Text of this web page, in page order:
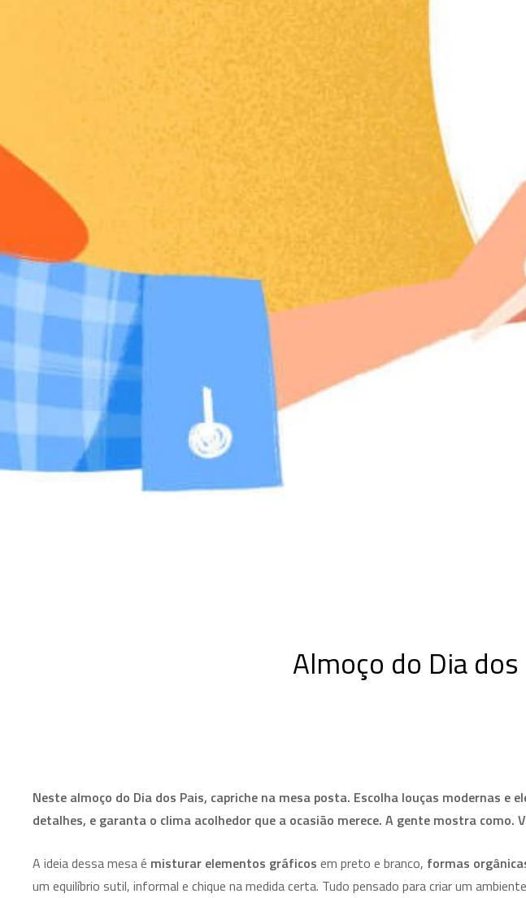
Almoço do Dia
Neste almoço do Dia dos Pais, capriche na mesa posta. Escolha louças modernas e
detalhes, e garanta o clima acolhedor que a ocasião merece. A gente mostra como.
A ideia dessa mesa é misturar elementos gráficos em preto e branco, formas
um equilíbrio sutil, informal e chique na medida certa. Tudo pensado para criar um